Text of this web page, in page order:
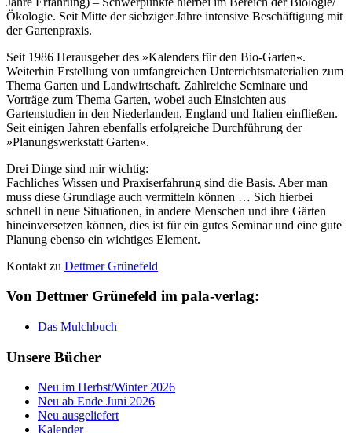
Ökologie. Seit Mitte der siebziger Jahre intensive Beschäftigung mit
der Gartenpraxis.
Seit 1986 Herausgeber des »Kalenders für den Bio-Garten«.
Weiterhin Erstellung von umfangreichen Unterrichtsmaterialien zum
Thema Garten und Landwirtschaft. Zahlreiche Seminare und
Vorträge zum Thema Garten, wobei auch Einsichten aus
Gartenstudien in den Niederlanden, England und Italien einfließen.
Seit einigen Jahren ebenfalls erfolgreiche Durchführung der
»Planungswerkstatt Garten«.
Drei Dinge sind mir wichtig:
Fachliches Wissen und Praxiserfahrung sind die Basis. Aber man
muss diese Grundlage auch vermitteln können … Sich hierbei
schnell in neue Situationen, in andere Menschen und ihre Gärten
hineinversetzen können, dies ist für ein gutes Seminar und eine gute
Planung ebenso ein wichtiges Element.
Kontakt zu Dettmer Grünefeld
Von Dettmer Grünefeld im pala-verlag:
Das Mulchbuch
Unsere Bücher
Neu im Herbst/Winter 2026
Neu ab Ende Juni 2026
Neu ausgeliefert
Kalender